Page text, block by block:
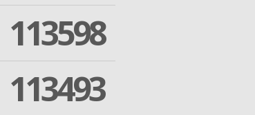
113598
113493